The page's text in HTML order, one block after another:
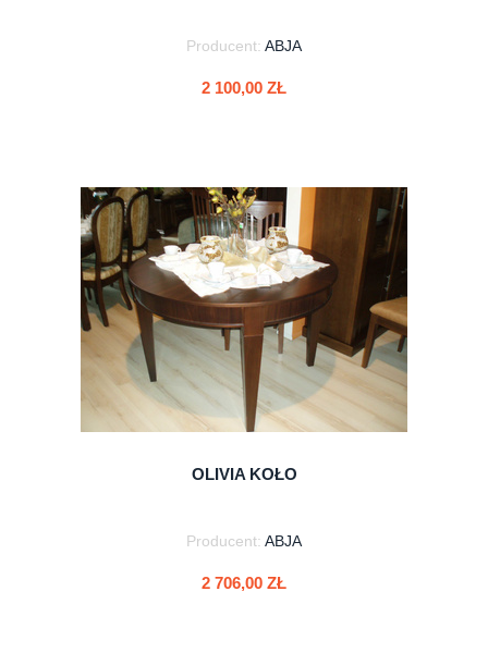
Producent: ABJA
2 100,00 ZŁ
do koszyka
OLIVIA KOŁO
Producent: ABJA
2 706,00 ZŁ